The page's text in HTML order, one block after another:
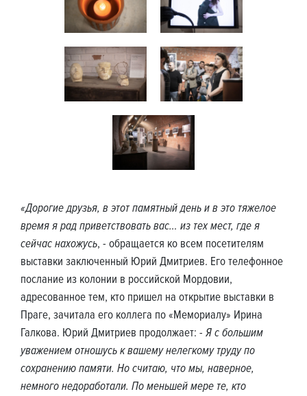
«Дорогие друзья, в этот памятный день и в это тяжелое
время я рад приветствовать вас… из тех мест, где я
сейчас нахожусь, - обращается ко всем посетителям
выставки заключенный Юрий Дмитриев. Его телефонное
послание из колонии в российской Мордовии,
адресованное тем, кто пришел на открытие выставки в
Праге, зачитала его коллега по «Мемориалу» Ирина
Галкова. Юрий Дмитриев продолжает: - Я с большим
уважением отношусь к вашему нелегкому труду по
сохранению памяти. Но считаю, что мы, наверное,
немного недоработали. По меньшей мере те, кто